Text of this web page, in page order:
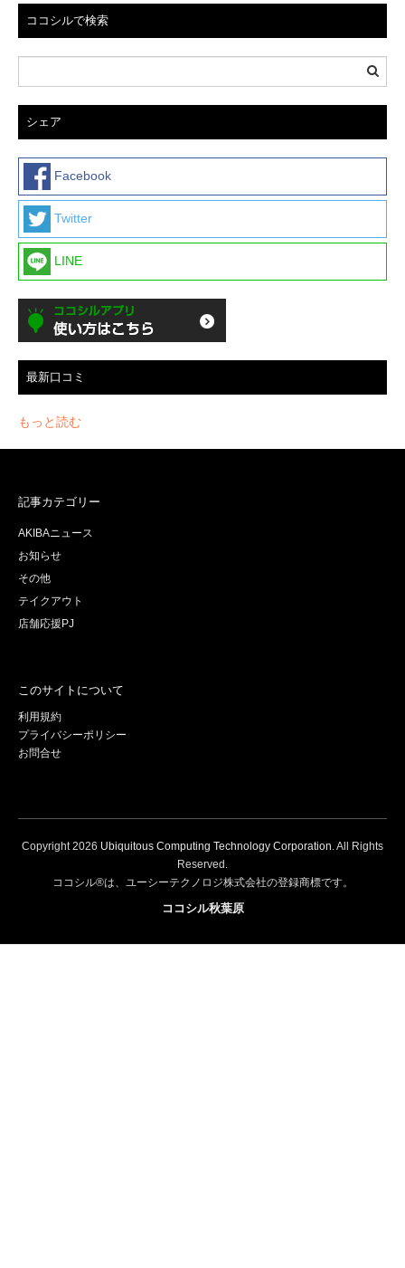
ココシルで検索
シェア
Facebook
Twitter
LINE
最新口コミ
もっと読む
記事カテゴリー
AKIBAニュース
お知らせ
その他
テイクアウト
店舗応援PJ
このサイトについて
利用規約
プライバシーポリシー
お問合せ
Copyright2026 Ubiquitous Computing Technology Corporation. All Rights
Reserved.
ココシル®は、ユーシーテクノロジ株式会社の登録商標です。
ココシル秋葉原